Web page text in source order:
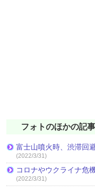
フォトのほかの記事
富士山噴火時、渋滞回
(2022/3/31)
コロナやウクライナ危
(2022/3/31)